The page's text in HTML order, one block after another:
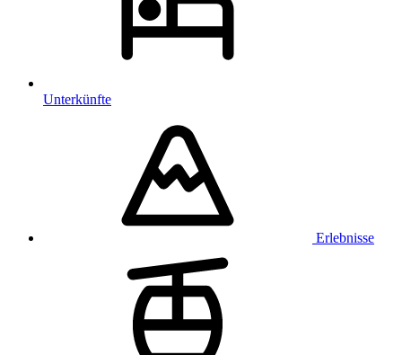
Unterkünfte
Erlebnisse